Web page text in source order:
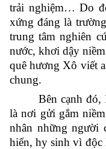
trải nghiệm… Do
xứng đáng là
trung tâm nghiên
nước, khơi dậy
quê hương Xô viết
chung.
Bên cạnh
là nơi gửi gắm
nhân những người
hiến, hy sinh vì độc